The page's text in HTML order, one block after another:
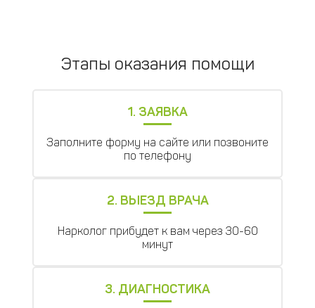
Этапы оказания помощи
1. ЗАЯВКА
Заполните форму на сайте или позвоните
по телефону
2. ВЫЕЗД ВРАЧА
Нарколог прибудет к вам через 30-60
минут
3. ДИАГНОСТИКА